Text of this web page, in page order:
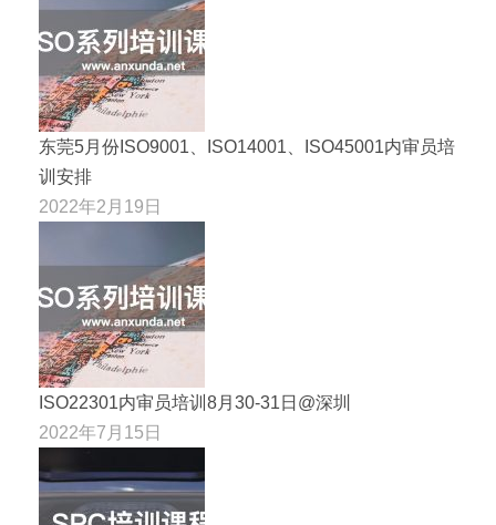
东莞5月份ISO9001、ISO14001、ISO45001内审员培
训安排
2022年2月19日
ISO22301内审员培训8月30-31日@深圳
2022年7月15日